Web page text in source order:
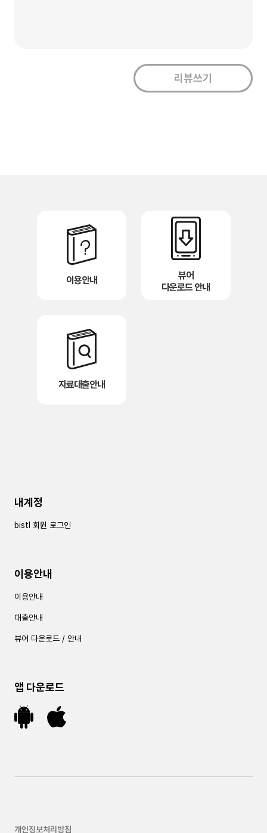
이용안내
뷰어
다운로드 안내
자료대출안내
내계정
bistl 회원 로그인
이용안내
이용안내
대출안내
뷰어 다운로드 / 안내
앱 다운로드
개인정보처리방침